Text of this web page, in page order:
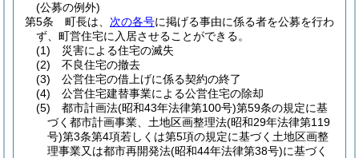
(公募の例外)
第5条
町長は、 次の各号に掲げる事由に係る者を公募を行わ
ず、町営住宅に入居させることができる。
(1)
災害による住宅の滅失
(2)
不良住宅の撤去
(3)
公営住宅の借上げに係る契約の終了
(4)
公営住宅建替事業による公営住宅の除却
(5)
都市計画法(昭和43年法律第100号)第59条の規定に基
づく都市計画事業、土地区画整理法(昭和29年法律第119
号)第3条第4項若しくは第5項の規定に基づく土地区画整
理事業又は都市再開発法(昭和44年法律第38号)に基づく